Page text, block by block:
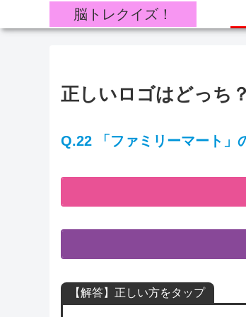
脳トレクイズ！
正しいロゴはどっち？
Q.22 「ファミリーマート
【解答】正しい方をタップ